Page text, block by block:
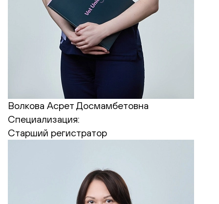
Волкова Асрет Досмамбетовна
Специализация:
Старший регистратор